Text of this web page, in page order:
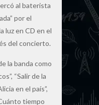
al baterista
por el
luz en CD en el
del concierto.
la banda como
“Salir de la
en el país”,
tiempo